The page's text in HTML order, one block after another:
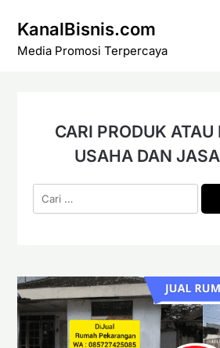
content
KanalBisnis.com
Media Promosi Terpercaya
CARI PRODUK
USAHA DAN
Cari
untuk: